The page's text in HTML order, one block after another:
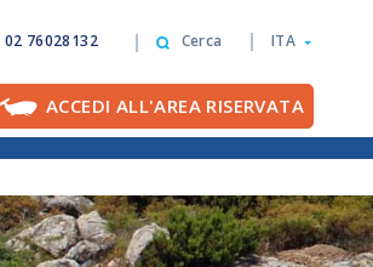
Cerca ITA
ACCEDI ALL'AREA RISERVATA
02 76028132